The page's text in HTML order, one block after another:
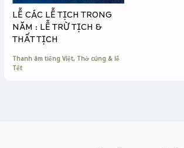
LỄ CÁC LỄ TỊCH TRONG
NĂM : LỄ TRỪ TỊCH &
THẤT TỊCH
Thanh âm tiếng Việt, Thờ cúng & lễ
Tết